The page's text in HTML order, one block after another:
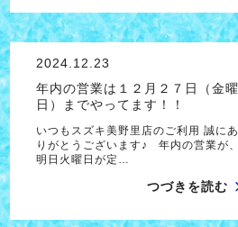
2024.12.23
年内の営業は１２月２７日（金曜
日）までやってます！！
いつもスズキ美野里店のご利用 誠にあ
りがとうございます♪ 年内の営業が、
明日火曜日が定…
つづきを読む